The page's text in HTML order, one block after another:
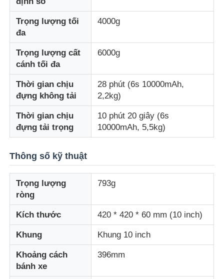
Drone phun nông nghiệp
Máy bay không người lái FPV
Bộ phận máy bay không người lái
Thiết bị chống máy bay không người lái
ống ngắm ảnh nhiệt
Công cụ tìm phạm vi tia laser
Trọng lượng tối
đa
4000g
Trọng lượng cất
cánh tối đa
6000g
Thời gian chịu
đựng không tải
28 phút (6s 10000mAh,
2,2kg)
Thời gian chịu
đựng tải trọng
10 phút 20 giây (6s
10000mAh, 5,5kg)
Thông số kỹ thuật
Trọng lượng
ròng
793g
Kích thước 420 * 420 * 60 mm (10 inch)
Khung Khung 10 inch
Khoảng cách
bánh xe
396mm